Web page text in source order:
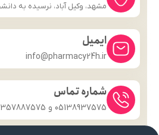
مشهد، وکیل آباد، نرسیده به
ایمیل
info@pharmacy24h.ir
شماره تماس
05138937575 و 09357887575